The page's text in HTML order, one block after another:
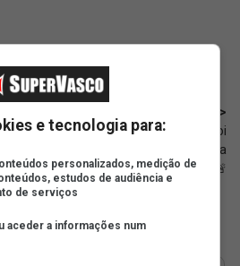
Próximo >
Dantesko: Fred Luz foi
apresentado aos funcionários da
Vasco SAF 🚨
e tecnologia para:
personalizados, medição de
estudos de audiência e
de serviços
aceder a informações num